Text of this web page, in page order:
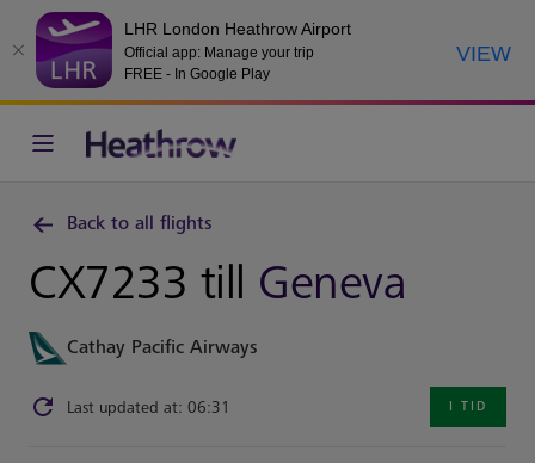
LHR London Heathrow Airport
Official app: Manage your trip
FREE - In Google Play
VIEW
Back to all flights
CX7233 till Geneva
Cathay Pacific Airways
Last updated at: 06:31 I TID